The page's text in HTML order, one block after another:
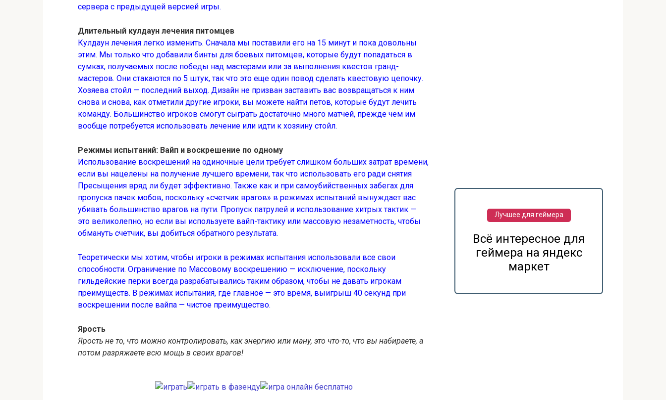
сервера с предыдущей версией игры.
Длительный кулдаун лечения питомцев
Кулдаун лечения легко изменить. Сначала мы поставили его на 15 минут и пока довольны
этим. Мы только что добавили бинты для боевых питомцев, которые будут попадаться в
сумках, получаемых после победы над мастерами или за выполнения квестов гранд-
мастеров. Они стакаются по 5 штук, так что это еще один повод сделать квестовую цепочку.
Хозяева стойл — последний выход. Дизайн не призван заставить вас возвращаться к ним
снова и снова, как отметили другие игроки, вы можете найти петов, которые будут лечить
команду. Большинство игроков смогут сыграть достаточно много матчей, прежде чем им
вообще потребуется использовать лечение или идти к хозяину стойл.
Режимы испытаний: Вайп и воскрешение по одному
Использование воскрешений на одиночные цели требует слишком больших затрат времени,
если вы нацелены на получение лучшего времени, так что использовать его ради снятия
Пресыщения вряд ли будет эффективно. Также как и при самоубийственных забегах для
пропуска пачек мобов, поскольку «счетчик врагов» в режимах испытаний вынуждает вас
убивать большинство врагов на пути. Пропуск патрулей и использование хитрых тактик —
это великолепно, но если вы используете вайп-тактику или массовую незаметность, чтобы
обмануть счетчик, вы добиться обратного результата.
Теоретически мы хотим, чтобы игроки в режимах испытания использовали все свои
способности. Ограничение по Массовому воскрешению — исключение, поскольку
гильдейские перки всегда разрабатывались таким образом, чтобы не давать игрокам
преимуществ. В режимах испытания, где главное — это время, выигрыш 40 секунд при
воскрешении после вайпа — чистое преимущество.
Ярость
Ярость не то, что можно контролировать, как энергию или ману, это что-то, что вы набираете, а
потом разряжаете всю мощь в своих врагов!
Лучшее для геймера
Всё интересное для
геймера на яндекс
маркет